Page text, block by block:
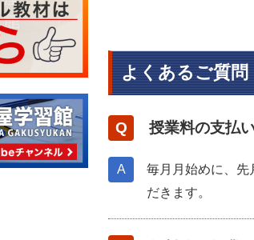
よくあるご質問
授業料の支払
毎月月始めに、先
だきます。